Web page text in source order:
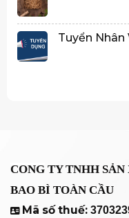
Tuyển Nhân
CÔNG TY TNHH
BAO BÌ TOÀN CẦU
Mã số thuế: